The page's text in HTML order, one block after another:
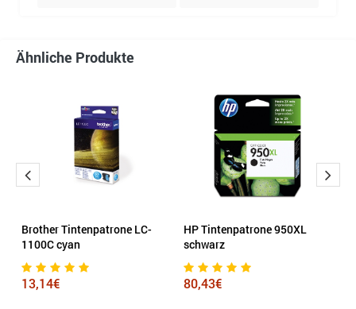
Ähnliche Produkte
Brother Tintenpatrone LC-
1100C cyan
13,14€
HP Tintenpatrone 950XL
schwarz
80,43€